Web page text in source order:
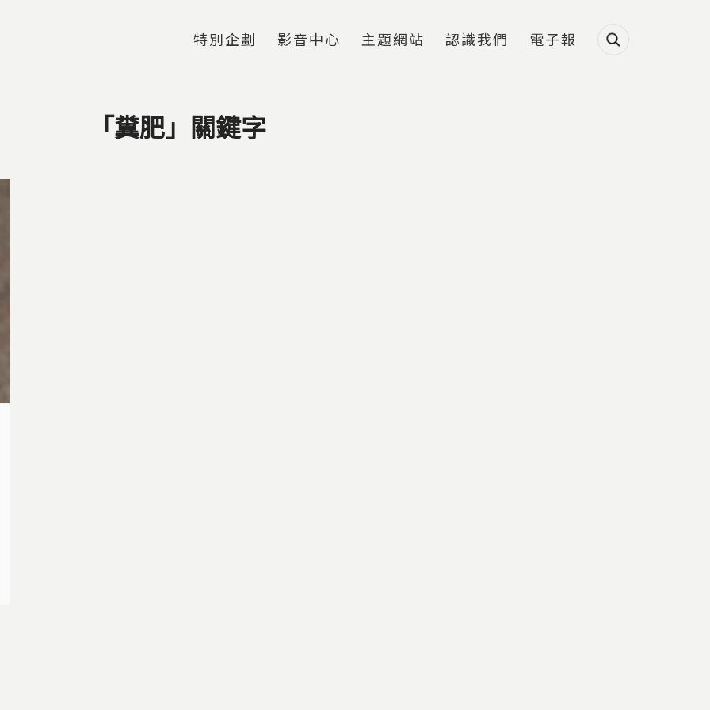
特別企劃 影音中心 主題網站 認識我們 電子報
「糞肥」關鍵字